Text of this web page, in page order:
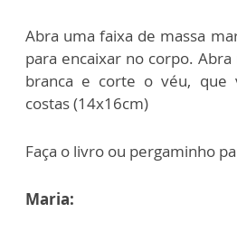
Abra uma faixa de massa
para encaixar no corpo. Abra
branca e corte o véu, que
costas(14x16cm)
Faça o livro ou pergaminho
Maria: